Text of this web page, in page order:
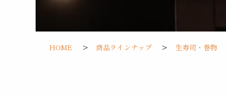
HOME 商品ラインナップ 生寿司・巻物